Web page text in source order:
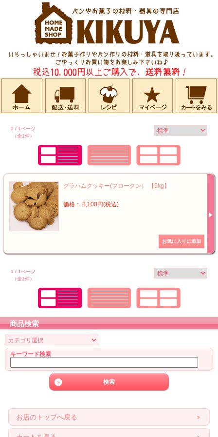
1 / 1ページ
（全1件）
グラハムクッキー(ブロークン） 【5kg】
価格： 8,100円(税込)
1 / 1ページ
（全1件）
商品検索
キーワード検索
お店のトップへ戻る